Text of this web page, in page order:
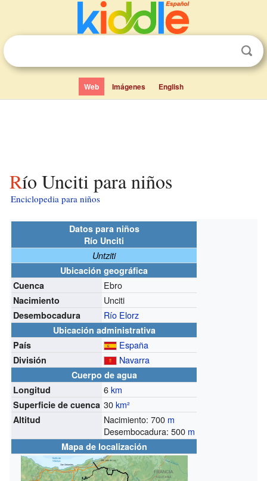
Web Imágenes English
Río Unciti para niños
Enciclopedia para niños
Datos para niños
Río Unciti
Untziti
Ubicación geográfica
Cuenca
Ebro
Nacimiento Unciti
Desembocadura Río Elorz
Ubicación administrativa
País
España
División Navarra
Cuerpo de agua
Longitud
6km
Superficie de cuenca 30km²
Altitud Nacimiento: 700 m
Desembocadura: 500 m
Mapa de localización